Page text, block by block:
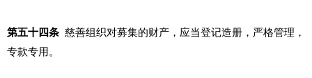
第五十四条 慈善组织对募集的财产，应当登记造册，严格管理，
专款专用。